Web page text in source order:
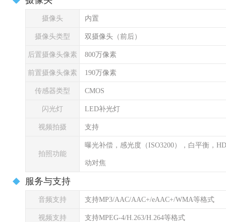
摄像头 内置
摄像头类型 双摄像头（前后）
后置摄像头像素 800万像素
前置摄像头像素 190万像素
传感器类型 CMOS
闪光灯 LED补光灯
视频拍摄 支持
拍照功能
曝光补偿，感光度（ISO3200），白平衡，
动对焦
服务与支持
音频支持 支持MP3/AAC/AAC+/eAAC+/WMA等格式
视频支持 支持MPEG-4/H.263/H.264等格式